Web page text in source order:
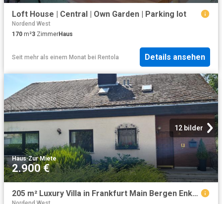
Loft House | Central | Own Garden | Parking lot
Nordend West
170 m²3 ZimmerHaus
Seit mehr als einem Monat bei Rentola Details ansehen
12 bilder
Haus·Zur Miete
2.900 €
205 m² Luxury Villa in Frankfurt Main Bergen Enkheim